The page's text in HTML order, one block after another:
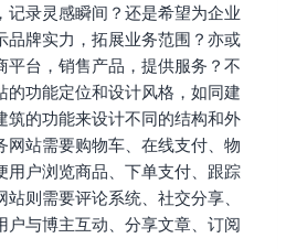
记录灵感瞬间？还是希望为企业
品牌实力，拓展业务范围？亦或
平台，销售产品，提供服务？不
的功能定位和设计风格，如同建
筑的功能来设计不同的结构和外
网站需要购物车、在线支付、物
用户浏览商品、下单支付、跟踪
则需要评论系统、社交分享、
户与博主互动、分享文章、订阅